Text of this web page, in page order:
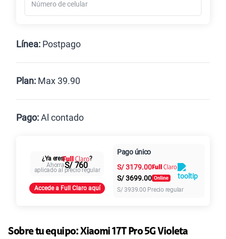
Línea: Postpago
Plan: Max 39.90
Paga solo
25GBen alta velocidad
S/29.90
S/49.90
Pago:Al contado
Al contado Cuotas Claro
intereses
¿Ya eres
?
AhorraS/ 760
aplicado al precio regular
Accede a Full Claro aquí
Pago único
S/3179.00
S/3699.00
S/3939.00 Precio regular
Sobre tu equipo:Xiaomi 17T Pro 5G Violeta